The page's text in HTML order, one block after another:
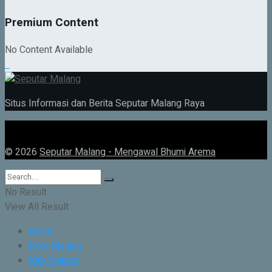
Premium Content
No Content Available
Situs Informasi dan Berita Seputar Malang Raya
© 2026 Seputar Malang - Mengawal Bhumi Arema
No Result
View All Result
Home
Kota Malang
Kab Malang